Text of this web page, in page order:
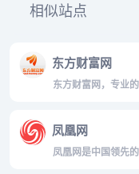
相似站点
东方财富网
东方财富网，专业
股票、财经、证券
险...
凤凰网
凤凰网是中国领先